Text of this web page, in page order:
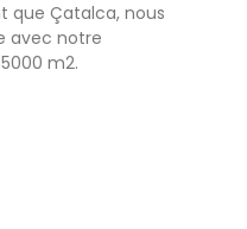
que Çatalca, nous
avec notre
m2.